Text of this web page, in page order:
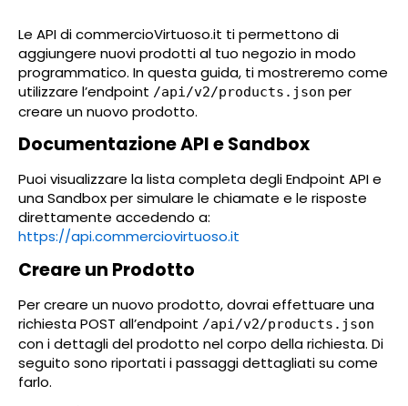
Le API di commercioVirtuoso.it ti permettono di
aggiungere nuovi prodotti al tuo negozio in modo
programmatico. In questa guida, ti mostreremo come
utilizzare l’endpoint /api/v2/products.json per
creare un nuovo prodotto.
Documentazione API e Sandbox
Puoi visualizzare la lista completa degli Endpoint API e
una Sandbox per simulare le chiamate e le risposte
direttamente accedendo a:
https://api.commerciovirtuoso.it
Creare un Prodotto
Per creare un nuovo prodotto, dovrai effettuare una
richiesta POST all’endpoint /api/v2/products.json
con i dettagli del prodotto nel corpo della richiesta. Di
seguito sono riportati i passaggi dettagliati su come
farlo.